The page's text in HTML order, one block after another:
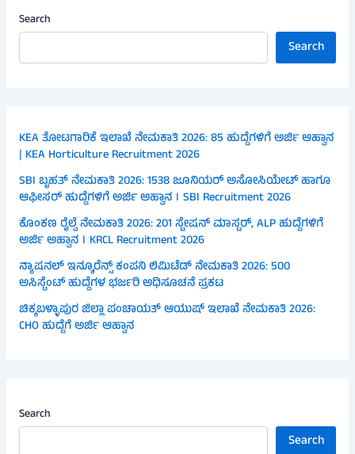
Search
Search
KEA ತೋಟಗಾರಿಕೆ ಇಲಾಖೆ ನೇಮಕಾತಿ 2026: 85 ಹುದ್ದೆಗಳಿಗೆ ಅರ್ಜಿ ಆಹ್ವಾನ
| KEA Horticulture Recruitment 2026
SBI ಬೃಹತ್ ನೇಮಕಾತಿ 2026: 1538 ಜೂನಿಯರ್ ಅಸೋಸಿಯೇಟ್ ಹಾಗೂ
ಆಫೀಸರ್ ಹುದ್ದೆಗಳಿಗೆ ಅರ್ಜಿ ಅಹ್ವಾನ । SBI Recruitment 2026
ಕೊಂಕಣ ರೈಲ್ವೆ ನೇಮಕಾತಿ 2026: 201 ಸ್ಟೇಷನ್ ಮಾಸ್ಟರ್, ALP ಹುದ್ದೆಗಳಿಗೆ
ಅರ್ಜಿ ಅಹ್ವಾನ । KRCL Recruitment 2026
ನ್ಯಾಷನಲ್ ಇನ್ಶೂರೆನ್ಸ್ ಕಂಪನಿ ಲಿಮಿಟೆಡ್ ನೇಮಕಾತಿ 2026: 500
ಅಸಿಸ್ಟೆಂಟ್ ಹುದ್ದೆಗಳ ಭರ್ಜರಿ ಅಧಿಸೂಚನೆ ಪ್ರಕಟ
ಚಿಕ್ಕಬಳ್ಳಾಪುರ ಜಿಲ್ಲಾ ಪಂಚಾಯತ್ ಆಯುಷ್ ಇಲಾಖೆ ನೇಮಕಾತಿ 2026:
CHO ಹುದ್ದೆಗೆ ಅರ್ಜಿ ಆಹ್ವಾನ
Search
Search